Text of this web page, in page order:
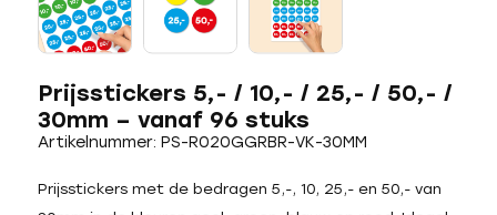
Prijsstickers 5,- / 10,- / 25,- / 50,- /
30mm – vanaf 96 stuks
Artikelnummer: PS-R020GGRBR-VK-30MM
Prijsstickers met de bedragen 5,-, 10, 25,- en 50,- van